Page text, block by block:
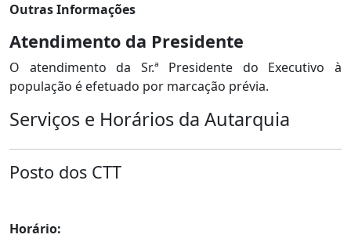
Outras Informações
Atendimento da Presidente
O atendimento da Sr.ª Presidente do Executivo à
população é efetuado por marcação prévia.
Serviços e Horários da Autarquia
Posto dos CTT
Horário: